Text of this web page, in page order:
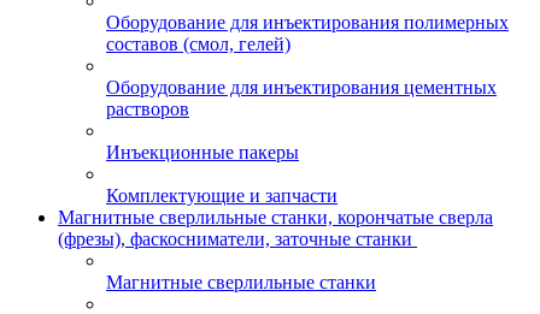
Оборудование для инъектирования полимерных
составов (смол, гелей)
Оборудование для инъектирования цементных
растворов
Инъекционные пакеры
Комплектующие и запчасти
Магнитные сверлильные станки, корончатые сверла
(фрезы), фаскосниматели, заточные станки
Магнитные сверлильные станки